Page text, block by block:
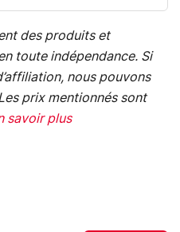
des produits et
toute indépendance. Si
nous pouvons
prix mentionnés sont
savoir plus